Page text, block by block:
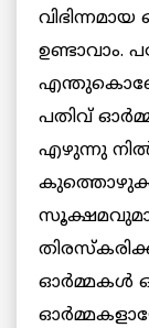
ഉണ്ടാവാം.
പതിവ്
എഴുന്നു
ഓര്‍മ്മകള്‍